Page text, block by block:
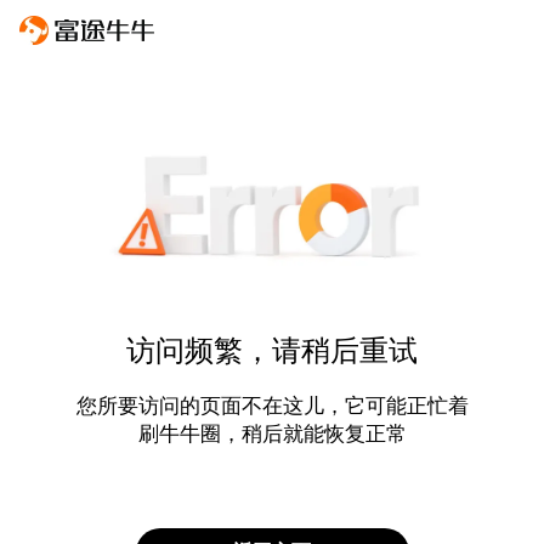
访问频繁，请稍后重试
您所要访问的页面不在这儿，它可能正忙着
刷牛牛圈，稍后就能恢复正常